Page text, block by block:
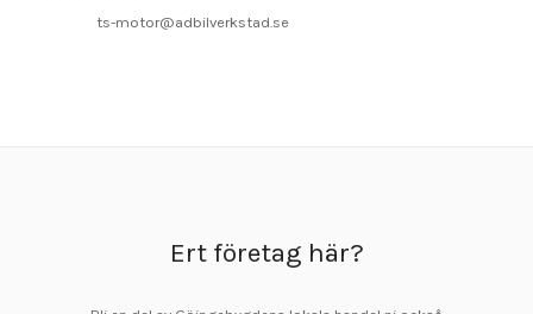
ts-motor@adbilverkstad.se
Ert företag här?